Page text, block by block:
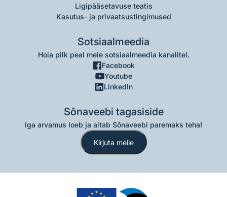
Ligipääsetavuse teatis
Kasutus- ja privaatsustingimused
Sotsiaalmeedia
Hoia pilk peal meie sotsiaalmeedia kanalitel.
Facebook
Youtube
LinkedIn
Sõnaveebi tagasiside
Iga arvamus loeb ja aitab Sõnaveebi paremaks teha!
Kirjuta meile